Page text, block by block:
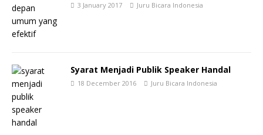
3 January 2017 Juru Bicara Indonesia
Syarat Menjadi Publik Speaker Handal
18 December 2016 Juru Bicara Indonesia